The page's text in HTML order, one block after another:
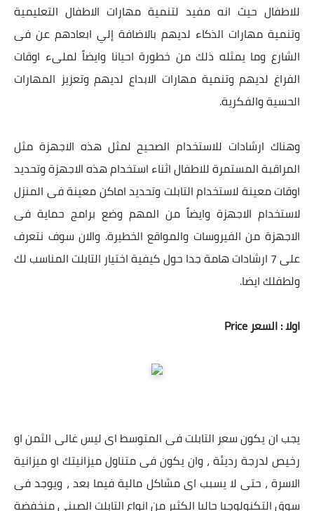
للاطفال حيث انه مفيد لتنمية مهارات الاطفال التعليمية
وتنمية مهارات الذكاء لديهم بالاضافة إلي ابعادهم عن فى
الشارع وما يمثله ذلك من خطورة احيانا وايضاً لملىء اوقات
الفراغ لديهم وتنمية مهارات الابداع لديهم وتعزيز المهارات
الحسية والفكرية.
وهناك ارشادات للاستخدام الصحيح لمثل هذه الاجهزة مثل
المراقبة المستمرة للاطفال اثناء استخدام هذه الاجهزة وتحديد
اوقات معينة لاستخدام التابلت وتحديد اماكن معينة فى المنزل
لاستخدام الاجهزة وايضاً من المهم وضع برامج حماية فى
الاجهزة من الفيروسات والمواقع الخطيرة. والان سوف نتعرف
على 7 ارشادات هامة جدا حول كيفية اختيار التابلت المناسب لك
ولطفلك ايضا.
اولا : السعر Price
يجب ان يكون سعر التابلت فى المتوسط اى ليس غالى الثمن او
رخيص لدرجة رديئة ، وان يكون فى متناول ميزانيتك او ميزانية
الاسرة ، حتى لا يسبب اى مشاكل مالية فيما بعد ، ويوجد فى
سوق التكنولوجيا حاليا الكثير من انواع التابلت الصينى منخفضة